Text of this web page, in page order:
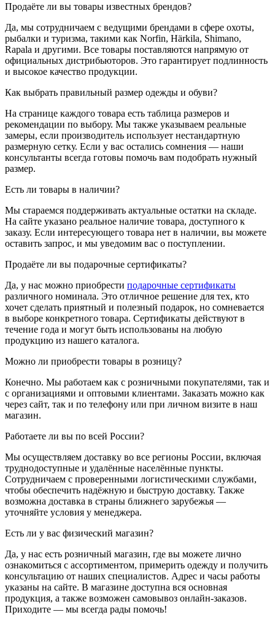
Продаёте ли вы товары известных брендов?
Да, мы сотрудничаем с ведущими брендами в сфере охоты,
рыбалки и туризма, такими как Norfin, Härkila, Shimano,
Rapala и другими. Все товары поставляются напрямую от
официальных дистрибьюторов. Это гарантирует подлинность
и высокое качество продукции.
Как выбрать правильный размер одежды и обуви?
На странице каждого товара есть таблица размеров и
рекомендации по выбору. Мы также указываем реальные
замеры, если производитель использует нестандартную
размерную сетку. Если у вас остались сомнения — наши
консультанты всегда готовы помочь вам подобрать нужный
размер.
Есть ли товары в наличии?
Мы стараемся поддерживать актуальные остатки на складе.
На сайте указано реальное наличие товара, доступного к
заказу. Если интересующего товара нет в наличии, вы можете
оставить запрос, и мы уведомим вас о поступлении.
Продаёте ли вы подарочные сертификаты?
Да, у нас можно приобрести подарочные сертификаты
различного номинала. Это отличное решение для тех, кто
хочет сделать приятный и полезный подарок, но сомневается
в выборе конкретного товара. Сертификаты действуют в
течение года и могут быть использованы на любую
продукцию из нашего каталога.
Можно ли приобрести товары в розницу?
Конечно. Мы работаем как с розничными покупателями, так и
с организациями и оптовыми клиентами. Заказать можно как
через сайт, так и по телефону или при личном визите в наш
магазин.
Работаете ли вы по всей России?
Мы осуществляем доставку во все регионы России, включая
труднодоступные и удалённые населённые пункты.
Сотрудничаем с проверенными логистическими службами,
чтобы обеспечить надёжную и быструю доставку. Также
возможна доставка в страны ближнего зарубежья —
уточняйте условия у менеджера.
Есть ли у вас физический магазин?
Да, у нас есть розничный магазин, где вы можете лично
ознакомиться с ассортиментом, примерить одежду и получить
консультацию от наших специалистов. Адрес и часы работы
указаны на сайте. В магазине доступна вся основная
продукция, а также возможен самовывоз онлайн-заказов.
Приходите — мы всегда рады помочь!